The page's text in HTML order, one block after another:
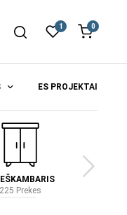
1 0
ES PROJEKTAI
225 Prekes